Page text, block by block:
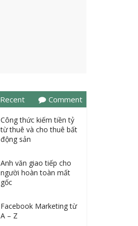
Recent Comment
Công thức kiếm tiền tỷ
từ thuê và cho thuê bất
động sản
Anh văn giao tiếp cho
người hoàn toàn mất
gốc
Facebook Marketing từ
A – Z